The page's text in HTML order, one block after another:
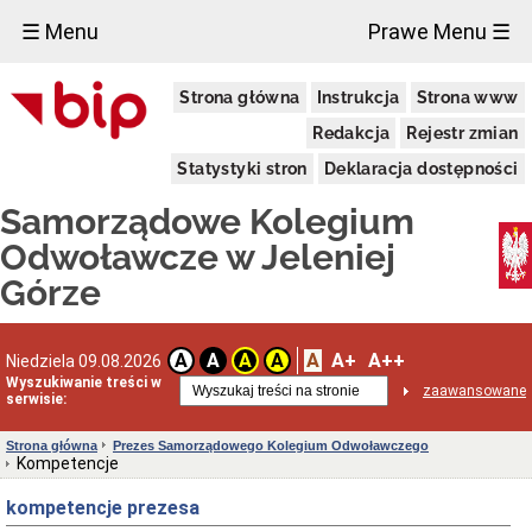
☰ Menu Prawe Menu ☰
Strona główna Instrukcja
Strona www
Redakcja
Rejestr zmian
Statystyki stron
Deklaracja dostępności
Samorządowe Kolegium
Odwoławcze w Jeleniej
Górze
Niedziela 09.08.2026 A A A A A A+ A++
Wyszukiwanie treści w
serwisie:
zaawansowane
Informacje
ogólne
Właściwość
rozpoznawanych
przez
Kolegium
Tryb
postępowania
przed
Sposoby
przyjmowania
i
spraw
Forma
Kontakt
Strona główna Prezes Samorządowego Kolegium Odwoławczego
Kompetencje
kompetencje prezesa
×